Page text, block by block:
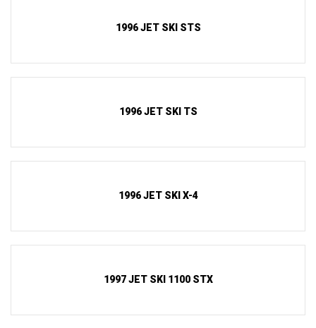
1996 JET SKI STS
1996 JET SKI TS
1996 JET SKI X-4
1997 JET SKI 1100 STX